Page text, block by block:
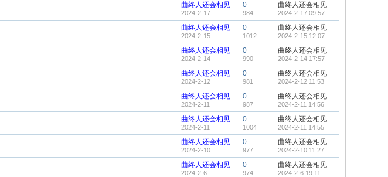
曲终人还会相见
2024-2-17
0
984
曲终人还会相见
2024-2-17 09:57
曲终人还会相见
2024-2-15
0
1012
曲终人还会相见
2024-2-15 12:07
曲终人还会相见
2024-2-14
0
990
曲终人还会相见
2024-2-14 17:57
曲终人还会相见
2024-2-12
0
981
曲终人还会相见
2024-2-12 11:53
曲终人还会相见
2024-2-11
0
987
曲终人还会相见
2024-2-11 14:56
曲终人还会相见
2024-2-11
0
1004
曲终人还会相见
2024-2-11 14:55
曲终人还会相见
2024-2-10
0
977
曲终人还会相见
2024-2-10 11:27
曲终人还会相见
2024-2-6
0
974
曲终人还会相见
2024-2-6 19:11